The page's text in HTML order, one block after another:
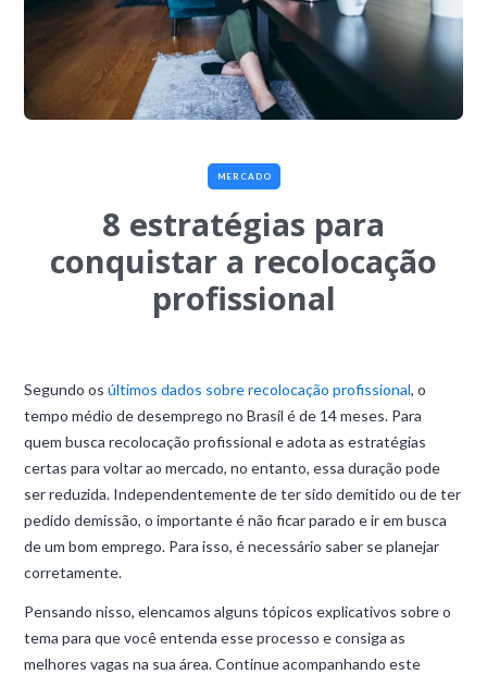
MERCADO
8 estratégias para
conquistar a recolocação
profissional
Segundo osúltimos dados sobre recolocação profissional, o
tempo médio de desemprego no Brasil é de 14 meses. Para
quem busca recolocação profissional e adota as estratégias
certas para voltar ao mercado, no entanto, essa duração pode
ser reduzida. Independentemente de ter sido demitido ou de ter
pedido demissão, o importante é não ficar parado e ir em busca
de um bom emprego. Para isso, é necessário saber se planejar
corretamente.
Pensando nisso, elencamos alguns tópicos explicativos sobre o
tema para que você entenda esse processo e consiga as
melhores vagas na sua área. Continue acompanhando este